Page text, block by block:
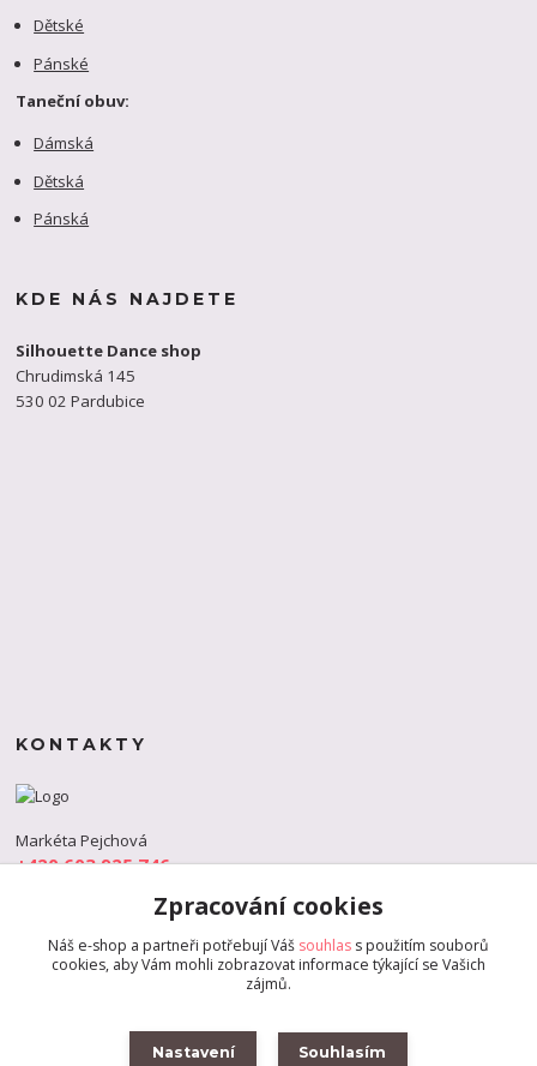
Dětské
Pánské
Taneční obuv:
Dámská
Dětská
Pánská
KDE NÁS NAJDETE
Silhouette Dance shop
Chrudimská 145
530 02 Pardubice
KONTAKTY
Markéta Pejchová
+420 603 925 746
info@s-dance.cz
Zpracování cookies
Náš e-shop a partneři potřebují Váš souhlas s použitím souborů
cookies, aby Vám mohli zobrazovat informace týkající se Vašich
zájmů.
Nastavení Souhlasím